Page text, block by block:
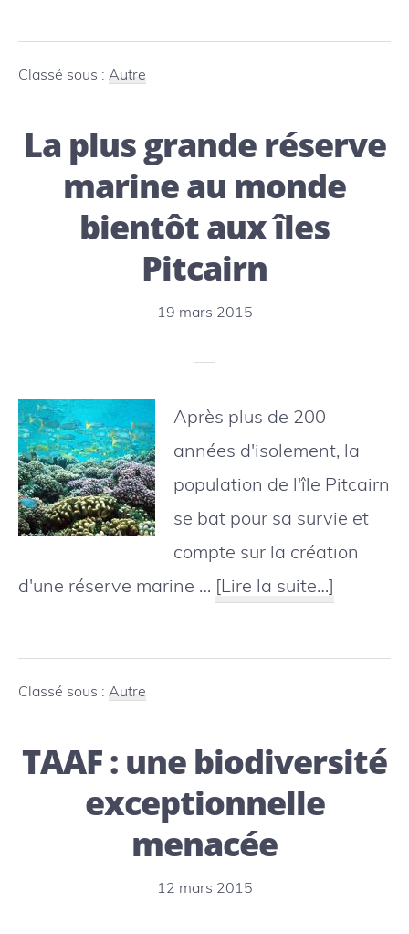
label
tourisme
durable
progresse
en
Méditerranée
Classé sous : Autre
La plus grande réserve
marine au monde
bientôt aux îles
Pitcairn
19 mars 2015
Après plus de 200
années d'isolement, la
population de l'île Pitcairn
se bat pour sa survie et
compte sur la création
d'une réserve marine … [Lire la suite…]
plus
marine
Classé sous : Autre
TAAF : une biodiversité
exceptionnelle
menacée
12 mars 2015